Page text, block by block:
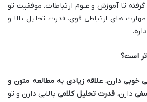
تا آموزش و علوم ارتباطات. موفقیت تو
های ارتباطی قوی، قدرت تحلیل بالا و
است؟
خوبی دارن، علاقه زیادی به مطالعه متون و
دارن، قدرت تحلیل کلامیبالایی دارن و تو